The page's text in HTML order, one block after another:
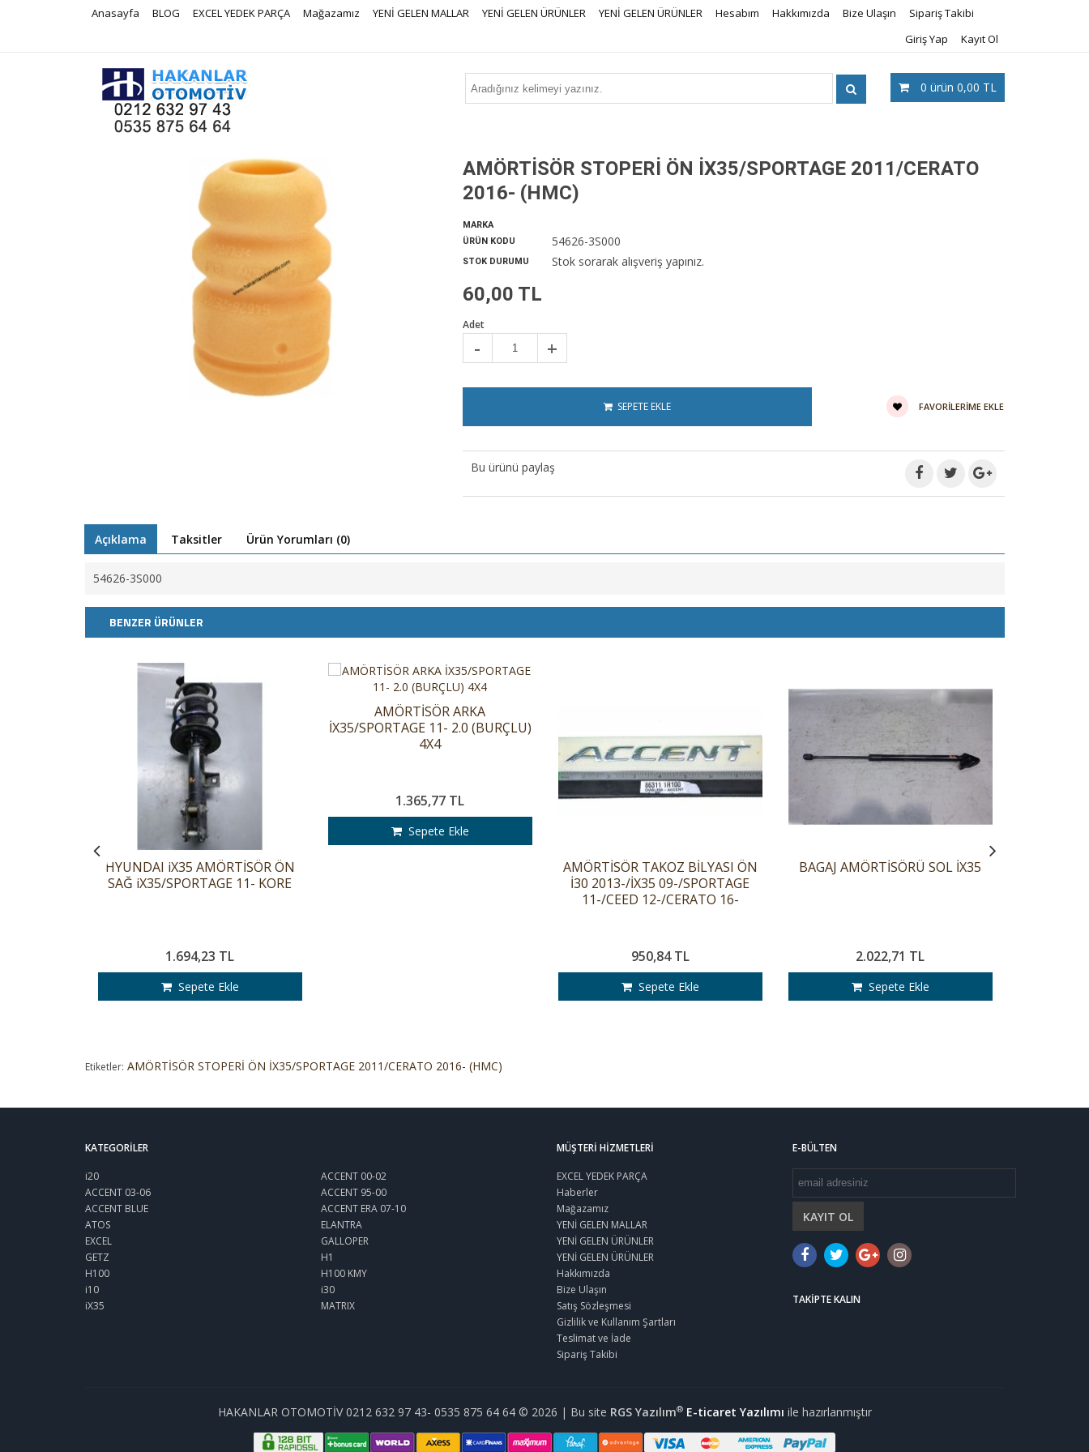
Anasayfa BLOG EXCEL YEDEK PARÇA Mağazamız YENİ GELEN MALLAR YENİ GELEN ÜRÜNLER YENİ GELEN ÜRÜNLER Hesabım Hakkımızda Bize Ulaşın
Sipariş Takibi
Giriş Yap
Kayıt Ol
0 ürün 0,00 TL
AMÖRTİSÖR STOPERİ ÖN İX35/SPORTAGE 2011/CERATO
2016- (HMC)
MARKA
ÜRÜN KODU
54626-3S000
STOK DURUMU Stok sorarak alışveriş yapınız.
60,00 TL
Adet
- +
SEPETE EKLE FAVORILERIME EKLE
Bu ürünü paylaş
Açıklama Taksitler Ürün Yorumları (0)
54626-3S000
BENZER ÜRÜNLER
HYUNDAI iX35 AMÖRTİSÖR ÖN
SAĞ iX35/SPORTAGE 11- KORE
1.694,23 TL
Sepete Ekle
AMÖRTİSÖR ARKA
İX35/SPORTAGE 11- 2.0 (BURÇLU)
4X4
1.365,77 TL
Sepete Ekle
AMÖRTİSÖR TAKOZ BİLYASI ÖN
İ30 2013-/İX35 09-/SPORTAGE
11-/CEED 12-/CERATO 16-
950,84 TL
Sepete Ekle
BAGAJ AMÖRTİSÖRÜ SOL İX35
2.022,71 TL
Sepete Ekle
Etiketler: AMÖRTİSÖR STOPERİ ÖN İX35/SPORTAGE 2011/CERATO 2016- (HMC)
KATEGORILER
i20
ACCENT 00-02
ACCENT 03-06
ACCENT 95-00
ACCENT BLUE
ACCENT ERA 07-10
ATOS
ELANTRA
EXCEL
GALLOPER
GETZ
H1
H100
H100 KMY
i10
i30
iX35
MATRIX
MÜŞTERI HIZMETLERI
EXCEL YEDEK PARÇA
Haberler
Mağazamız
YENİ GELEN MALLAR
YENİ GELEN ÜRÜNLER
YENİ GELEN ÜRÜNLER
Hakkımızda
Bize Ulaşın
Satış Sözleşmesi
Gizlilik ve Kullanım Şartları
Teslimat ve İade
Sipariş Takibi
E-BÜLTEN
KAYIT OL
TAKIPTE KALIN
HAKANLAR OTOMOTİV 0212 632 97 43- 0535 875 64 64 © 2026 | Bu site RGS Yazılım® E-ticaret Yazılımı ile hazırlanmıştır